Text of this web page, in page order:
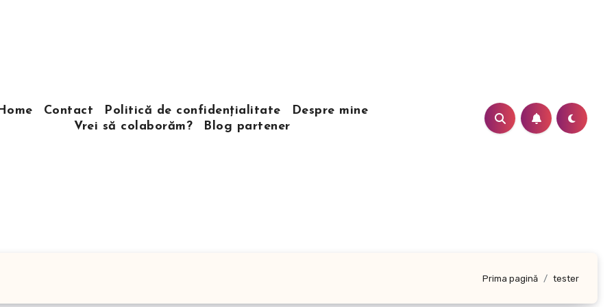
Home Contact Politică de confidențialitate
Despre mine
Vrei să colaborăm?
Blog partener
Prima pagină tester